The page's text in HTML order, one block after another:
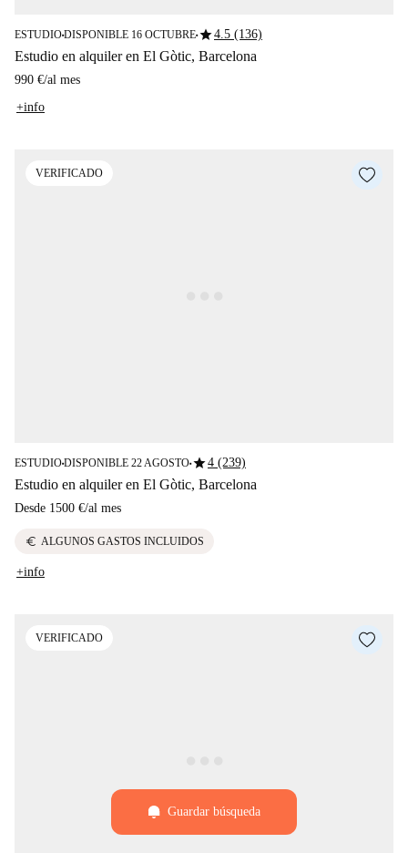
ESTUDIO■DISPONIBLE 16 OCTUBRE■star4.5 (136)
Estudio en alquiler en El Gòtic, Barcelona
990 €/al mes
+info
VERIFICADO
ESTUDIO■DISPONIBLE 22 AGOSTO■star4 (239)
Estudio en alquiler en El Gòtic, Barcelona
Desde 1500 €/al mes
euro ALGUNOS GASTOS INCLUIDOS
+info
VERIFICADO
Guardar búsqueda